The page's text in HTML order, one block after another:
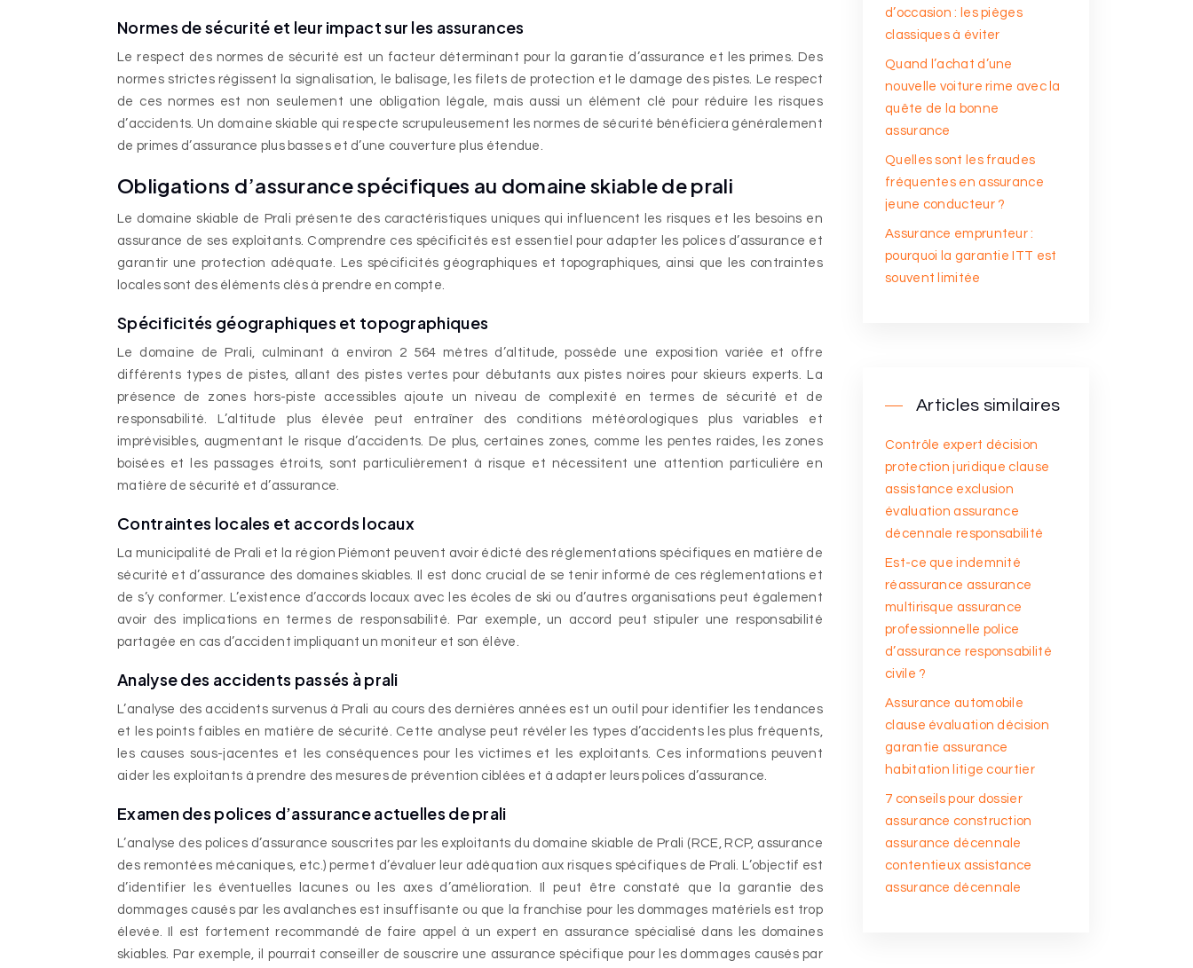
Normes de sécurité et leur impact sur les assurances
Le respect des normes de sécurité est un facteur déterminant pour la garantie d’assurance et les primes. Des
normes strictes régissent la signalisation, le balisage, les filets de protection et le damage des pistes. Le respect
de ces normes est non seulement une obligation légale, mais aussi un élément clé pour réduire les risques
d’accidents. Un domaine skiable qui respecte scrupuleusement les normes de sécurité bénéficiera généralement
de primes d’assurance plus basses et d’une couverture plus étendue.
Obligations d’assurance spécifiques au domaine skiable de prali
Le domaine skiable de Prali présente des caractéristiques uniques qui influencent les risques et les besoins en
assurance de ses exploitants. Comprendre ces spécificités est essentiel pour adapter les polices d’assurance et
garantir une protection adéquate. Les spécificités géographiques et topographiques, ainsi que les contraintes
locales sont des éléments clés à prendre en compte.
Spécificités géographiques et topographiques
Le domaine de Prali, culminant à environ 2 564 mètres d’altitude, possède une exposition variée et offre
différents types de pistes, allant des pistes vertes pour débutants aux pistes noires pour skieurs experts. La
présence de zones hors-piste accessibles ajoute un niveau de complexité en termes de sécurité et de
responsabilité. L’altitude plus élevée peut entraîner des conditions météorologiques plus variables et
imprévisibles, augmentant le risque d’accidents. De plus, certaines zones, comme les pentes raides, les zones
boisées et les passages étroits, sont particulièrement à risque et nécessitent une attention particulière en
matière de sécurité et d’assurance.
Contraintes locales et accords locaux
La municipalité de Prali et la région Piémont peuvent avoir édicté des réglementations spécifiques en matière de
sécurité et d’assurance des domaines skiables. Il est donc crucial de se tenir informé de ces réglementations et
de s’y conformer. L’existence d’accords locaux avec les écoles de ski ou d’autres organisations peut également
avoir des implications en termes de responsabilité. Par exemple, un accord peut stipuler une responsabilité
partagée en cas d’accident impliquant un moniteur et son élève.
Analyse des accidents passés à prali
L’analyse des accidents survenus à Prali au cours des dernières années est un outil pour identifier les tendances
et les points faibles en matière de sécurité. Cette analyse peut révéler les types d’accidents les plus fréquents,
les causes sous-jacentes et les conséquences pour les victimes et les exploitants. Ces informations peuvent
aider les exploitants à prendre des mesures de prévention ciblées et à adapter leurs polices d’assurance.
Examen des polices d’assurance actuelles de prali
L’analyse des polices d’assurance souscrites par les exploitants du domaine skiable de Prali (RCE, RCP, assurance
des remontées mécaniques, etc.) permet d’évaluer leur adéquation aux risques spécifiques de Prali. L’objectif est
d’identifier les éventuelles lacunes ou les axes d’amélioration. Il peut être constaté que la garantie des
dommages causés par les avalanches est insuffisante ou que la franchise pour les dommages matériels est trop
élevée. Il est fortement recommandé de faire appel à un expert en assurance spécialisé dans les domaines
skiables. Par exemple, il pourrait conseiller de souscrire une assurance spécifique pour les dommages causés par
d’occasion : les pièges
classiques à éviter
Quand l’achat d’une
nouvelle voiture rime avec la
quête de la bonne
assurance
Quelles sont les fraudes
fréquentes en assurance
jeune conducteur ?
Assurance emprunteur :
pourquoi la garantie ITT est
souvent limitée
Articles similaires
Contrôle expert décision
protection juridique clause
assistance exclusion
évaluation assurance
décennale responsabilité
Est-ce que indemnité
réassurance assurance
multirisque assurance
professionnelle police
d’assurance responsabilité
civile ?
Assurance automobile
clause évaluation décision
garantie assurance
habitation litige courtier
7 conseils pour dossier
assurance construction
assurance décennale
contentieux assistance
assurance décennale